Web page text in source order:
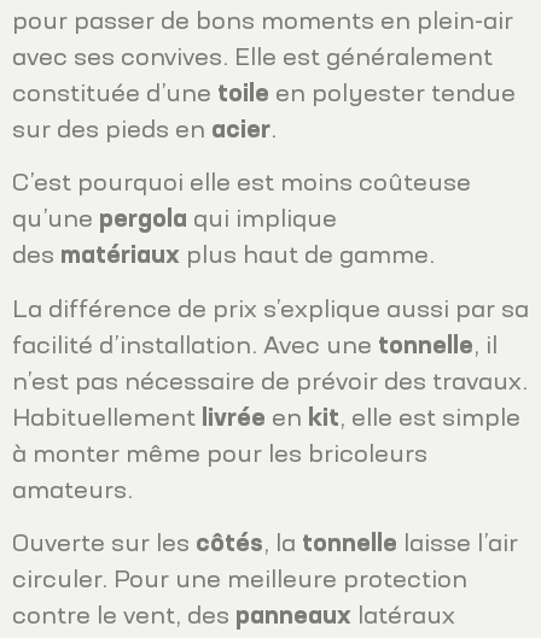
pour passer de bons moments en plein-air
avec ses convives. Elle est généralement
constituée d’une toile en polyester tendue
sur des pieds en acier.
C’est pourquoi elle est moins coûteuse
qu’une pergola qui implique
des matériaux plus haut de gamme.
La différence de prix s’explique aussi par sa
facilité d’installation. Avec une tonnelle, il
n’est pas nécessaire de prévoir des travaux.
Habituellement livrée en kit, elle est simple
à monter même pour les bricoleurs
amateurs.
Ouverte sur les côtés, la tonnelle laisse l’air
circuler. Pour une meilleure protection
contre le vent, des panneaux latéraux